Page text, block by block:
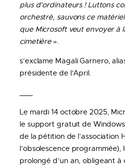
plus d’ordinateurs ! Luttons
orchestré, sauvons ce
que Microsoft veut envoyer à
cimetière».
s’exclame Magali Garnero,
présidente de l’April.
Le mardi 14 octobre 2025,
le support gratuit de Windows
de la pétition de l’association
l’obsolescence programmée),
prolongé d’un an, obligeant à